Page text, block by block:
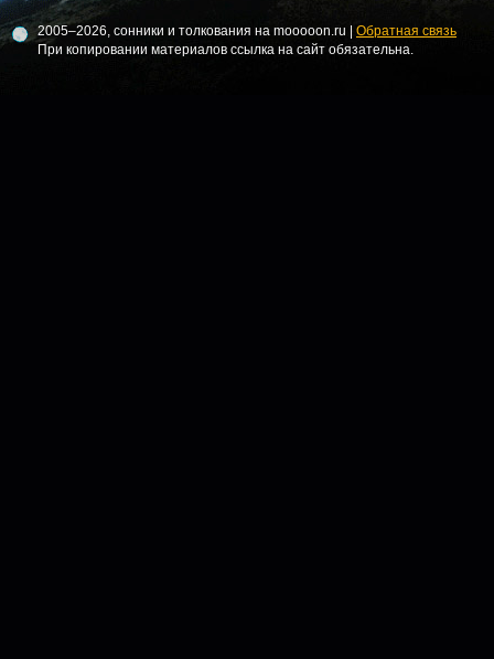
2005–2026, сонники и толкования на mooooon.ru | Обратная связь
При копировании материалов ссылка на сайт обязательна.